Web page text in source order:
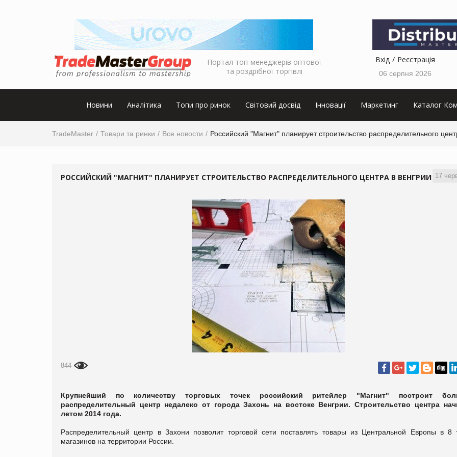
Портал топ-менеджерів оптової
та роздрібної торгівлі
Вхід Реєстрація
06 серпня 2026
Новини Аналітика Топи про ринок Світовий досвід Інновації Маркетинг Каталог
TradeMaster Товари та ринки Все новости Российский "Магнит" планирует строительство распределительного
17
РОССИЙСКИЙ "МАГНИТ" ПЛАНИРУЕТ СТРОИТЕЛЬСТВО РАСПРЕДЕЛИТЕЛЬНОГО ЦЕНТРА В ВЕНГРИИ
844
Крупнейший по количеству торговых точек российский ритейлер "Магнит" построит
распределительный центр недалеко от города Захонь на востоке Венгрии. Строительство центра
летом 2014 года.
Распределительный центр в Захони позволит торговой сети поставлять товары из Центральной Европы в 8
магазинов на территории России.